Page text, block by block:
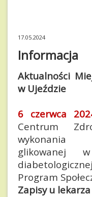
17.05.2024
Informacja
Aktualności
w Ujeździe
6 czerwca
Centrum
wykonania
glikowanej
Program
Zapisy u lekarza